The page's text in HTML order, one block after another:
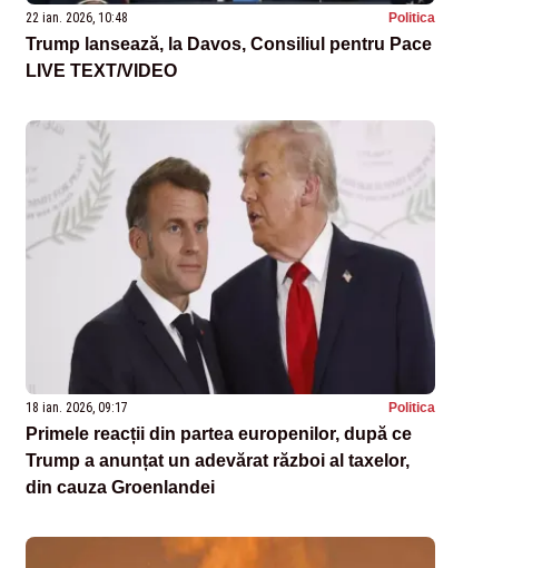
22 ian. 2026, 10:48 Politica
Trump lansează, la Davos, Consiliul pentru Pace
LIVE TEXT/VIDEO
18 ian. 2026, 09:17 Politica
Primele reacții din partea europenilor, după ce
Trump a anunțat un adevărat război al taxelor,
din cauza Groenlandei